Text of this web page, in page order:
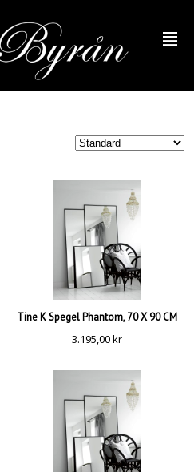
²
Tine K Spegel Phantom, 70 X 90 CM
3.195,00kr